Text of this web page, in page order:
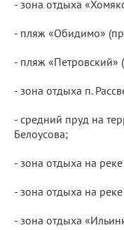
- зона отдыха
- пляж «Обидимо»
- пляж «Петровский»
- зона отдыха п.
- средний пруд на
Белоусова;
- зона отдыха на
- зона отдыха на
- зона отдыха